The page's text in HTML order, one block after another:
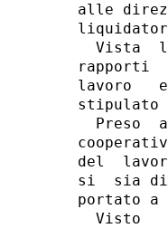
alle
Vista
rapporti
lavoro
stipulato
Preso
del
si  sia
portato a
Visto